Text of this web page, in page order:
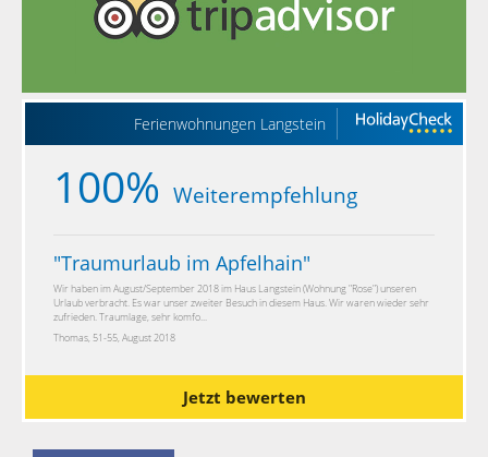
Ferienwohnungen Langstein
100% Weiterempfehlung
"Traumurlaub im Apfelhain"
Wir haben im August/September 2018 im Haus Langstein (Wohnung "Rose") unseren
Urlaub verbracht. Es war unser zweiter Besuch in diesem Haus. Wir waren wieder sehr
zufrieden. Traumlage, sehr komfo...
Thomas, 51-55, August 2018
Jetzt bewerten